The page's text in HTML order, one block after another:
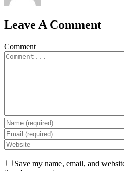
Leave A Comment
Comment
Save my name, email, and